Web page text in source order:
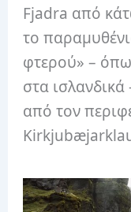
Fjadra από
το
φτερού» –
στα
από τον